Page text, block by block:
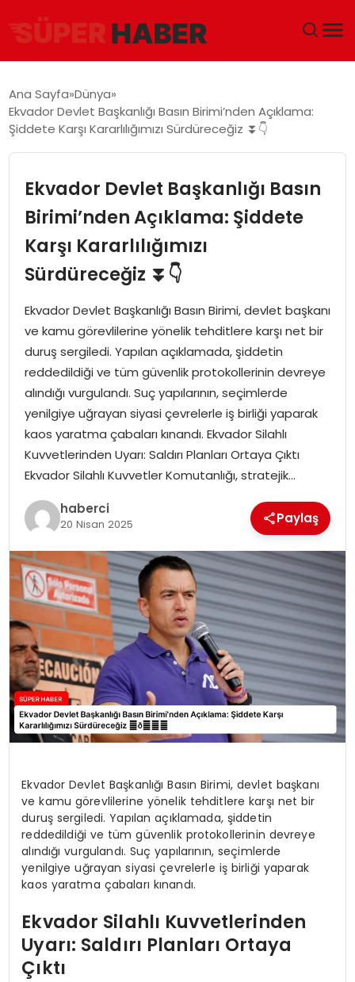
GÜNDEM
EKONOMI
SAĞLIK
SIYASET
SPOR
TEKNOLOJI
Ana Sayfa Dünya
Ekvador Devlet Başkanlığı Basın Birimi’nden Açıklama:
Şiddete Karşı Kararlılığımızı Sürdüreceğiz ⏬👇
Ekvador Devlet Başkanlığı Basın
Birimi’nden Açıklama: Şiddete
Karşı Kararlılığımızı
Sürdüreceğiz ⏬👇
Ekvador Devlet Başkanlığı Basın Birimi, devlet başkanı
ve kamu görevlilerine yönelik tehditlere karşı net bir
duruş sergiledi. Yapılan açıklamada, şiddetin
reddedildiği ve tüm güvenlik protokollerinin devreye
alındığı vurgulandı. Suç yapılarının, seçimlerde
yenilgiye uğrayan siyasi çevrelerle iş birliği yaparak
kaos yaratma çabaları kınandı. Ekvador Silahlı
Kuvvetlerinden Uyarı: Saldırı Planları Ortaya Çıktı
Ekvador Silahlı Kuvvetler Komutanlığı, stratejik…
haberci
20 Nisan 2025 Paylaş
Ekvador Devlet Başkanlığı Basın Birimi, devlet başkanı
ve kamu görevlilerine yönelik tehditlere karşı net bir
duruş sergiledi. Yapılan açıklamada, şiddetin
reddedildiği ve tüm güvenlik protokollerinin devreye
alındığı vurgulandı. Suç yapılarının, seçimlerde
yenilgiye uğrayan siyasi çevrelerle iş birliği yaparak
kaos yaratma çabaları kınandı.
Ekvador Silahlı Kuvvetlerinden
Uyarı: Saldırı Planları Ortaya
Çıktı